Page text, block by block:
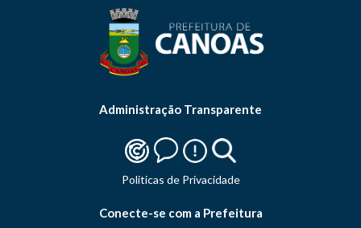
Administração Transparente
Politicas de Privacidade
Conecte-se com a Prefeitura